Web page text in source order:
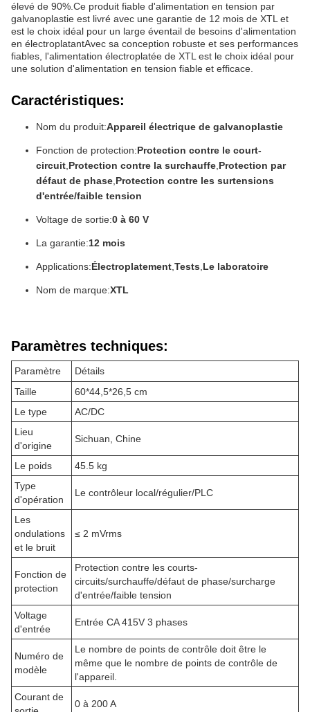
élevé de 90%.Ce produit fiable d'alimentation en tension par
galvanoplastie est livré avec une garantie de 12 mois de XTL et
est le choix idéal pour un large éventail de besoins d'alimentation
en électroplatantAvec sa conception robuste et ses performances
fiables, l'alimentation électroplatée de XTL est le choix idéal pour
une solution d'alimentation en tension fiable et efficace.
Caractéristiques:
Nom du produit:Appareil électrique de galvanoplastie
Fonction de protection:Protection contre le court-
circuit Protection contre la surchauffe Protection par
défaut de phase Protection contre les surtensions
d'entrée/faible tension
Voltage de sortie:0 à 60 V
La garantie:12 mois
Applications:Électroplatement Tests Le laboratoire
Nom de marque:XTL
Paramètres techniques:
Paramètre
Détails
Taille
60*44,5*26,5 cm
Le type
AC/DC
Lieu
d'origine
Sichuan, Chine
Le poids
45.5 kg
Type
d'opération
Le contrôleur local/régulier/PLC
Les
ondulations
et le bruit
≤ 2 mVrms
Fonction de
protection
Protection contre les courts-
circuits/surchauffe/défaut de phase/surcharge
d'entrée/faible tension
Voltage
d'entrée
Entrée CA 415V 3 phases
Numéro de
modèle
Le nombre de points de contrôle doit être le
même que le nombre de points de contrôle de
l'appareil.
Courant de
0 à 200 A